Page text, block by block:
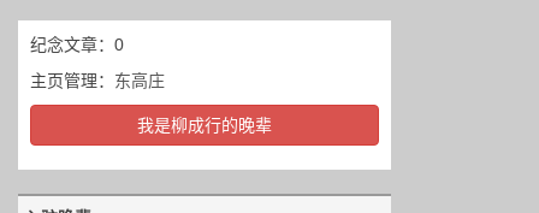
纪念文章：0
主页管理： 东高庄
我是柳成行的晚辈